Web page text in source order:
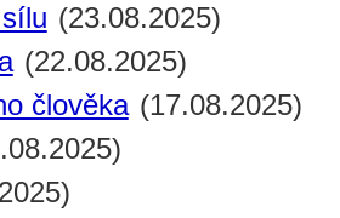
(23.08.2025)
(22.08.2025)
člověka (17.08.2025)